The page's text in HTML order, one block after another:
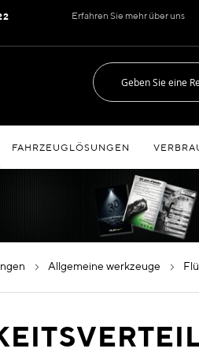
Erfahren Sie mehr über uns
FAHRZEUGLÖSUNGEN
allgemeine werkzeuge